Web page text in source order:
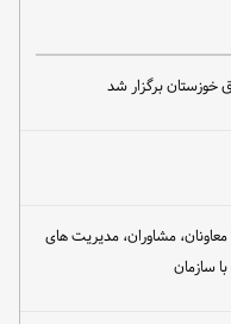
برگزار شد
مشاوران، مدیریت های